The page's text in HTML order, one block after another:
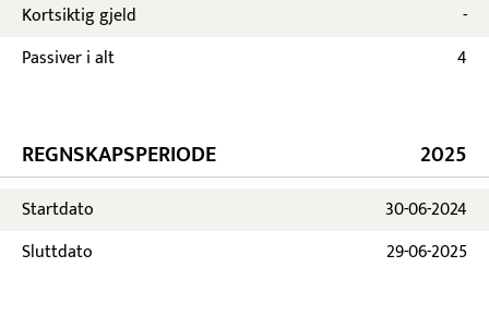
Kortsiktig gjeld
-
Passiver i alt
4
REGNSKAPSPERIODE 2025
Startdato
30-06-2024
Sluttdato
29-06-2025